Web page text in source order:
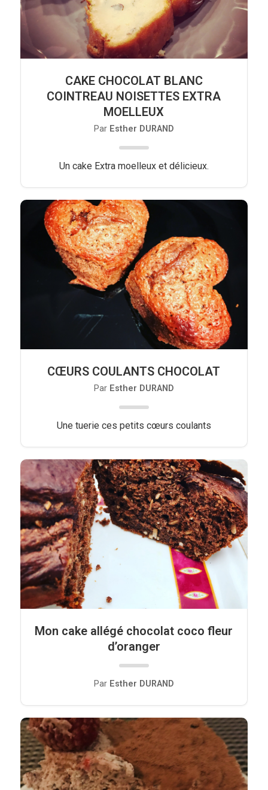
CAKE CHOCOLAT BLANC
COINTREAU NOISETTES EXTRA
MOELLEUX
Par Esther DURAND
Un cake Extra moelleux et délicieux.
CŒURS COULANTS CHOCOLAT
Par Esther DURAND
Une tuerie ces petits cœurs coulants
Mon cake allégé chocolat coco fleur
d’oranger
Par Esther DURAND